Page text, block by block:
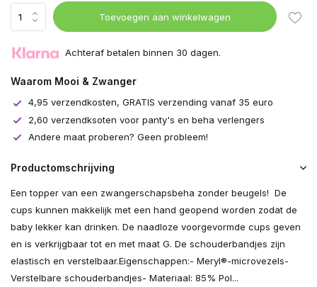
Toevoegen aan winkelwagen
Achteraf betalen binnen 30 dagen.
Waarom Mooi & Zwanger
4,95 verzendkosten, GRATIS verzending vanaf 35 euro
2,60 verzendksoten voor panty's en beha verlengers
Andere maat proberen? Geen probleem!
Productomschrijving
Een topper van een zwangerschapsbeha zonder beugels! De
cups kunnen makkelijk met een hand geopend worden zodat de
baby lekker kan drinken. De naadloze voorgevormde cups geven
en is verkrijgbaar tot en met maat G. De schouderbandjes zijn
elastisch en verstelbaar.Eigenschappen:- Meryl®-microvezels-
Verstelbare schouderbandjes- Materiaal: 85% Pol...